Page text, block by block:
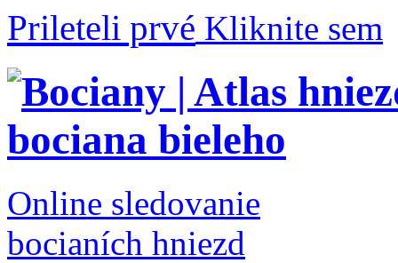
Prileteli prvé Kliknite sem
Online sledovanie
bocianích hniezd